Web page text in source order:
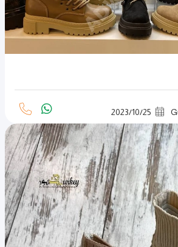
2023/10/25